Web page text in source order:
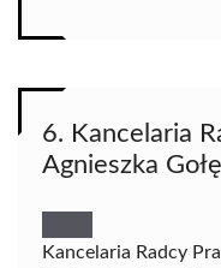
6. Kancelaria
Agnieszka
Kancelaria Radcy